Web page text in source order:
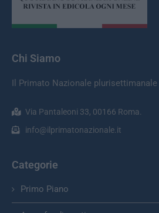
Chi Siamo
Il Primato Nazionale
Via Pantaleoni 33, 00166 Roma.
info@ilprimatonazionale.it
Categorie
Primo Piano